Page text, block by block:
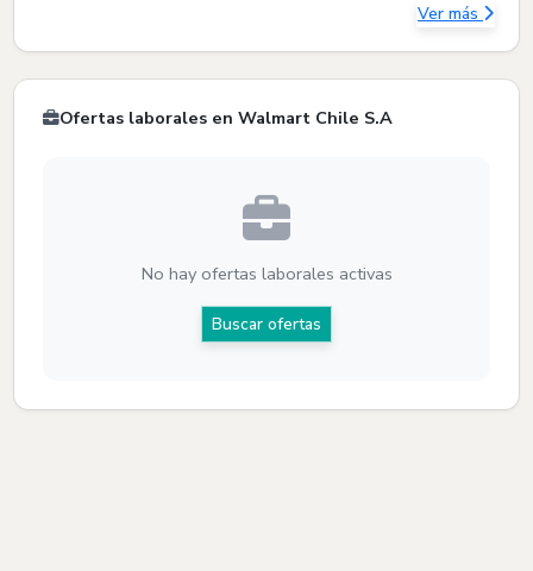
Ofertas laborales en Walmart Chile S.A
No hay ofertas laborales activas
Buscar ofertas
Ver más